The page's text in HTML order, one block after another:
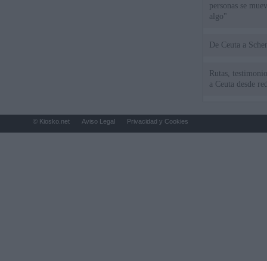
personas se
algo"
De
Rutas,
a Ceuta desde
© Kiosko.net Aviso Legal Privacidad y Cookies